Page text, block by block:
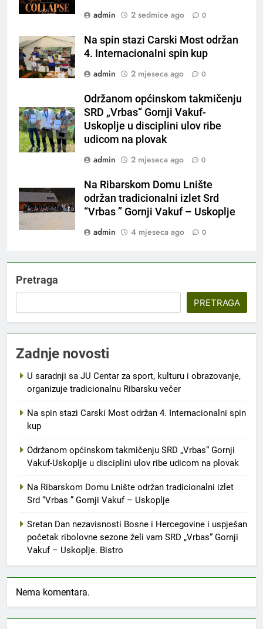
admin
2 sedmice ago 0
Na spin stazi Carski Most održan
4. Internacionalni spin kup
admin
2 mjeseca ago 0
Održanom općinskom takmičenju
SRD „Vrbas“ Gornji Vakuf-
Uskoplje u disciplini ulov ribe
udicom na plovak
admin
2 mjeseca ago 0
Na Ribarskom Domu Lnište
održan tradicionalni izlet Srd
“Vrbas ” Gornji Vakuf – Uskoplje
admin
4 mjeseca ago 0
Pretraga
PRETRAGA
Zadnje novosti
U saradnji sa JU Centar za sport, kulturu i obrazovanje,
organizuje tradicionalnu Ribarsku večer
Na spin stazi Carski Most održan 4. Internacionalni spin
kup
Održanom općinskom takmičenju SRD „Vrbas“ Gornji
Vakuf-Uskoplje u disciplini ulov ribe udicom na plovak
Na Ribarskom Domu Lnište održan tradicionalni izlet
Srd “Vrbas ” Gornji Vakuf – Uskoplje
Sretan Dan nezavisnosti Bosne i Hercegovine i uspješan
početak ribolovne sezone želi vam SRD „Vrbas“ Gornji
Vakuf – Uskoplje. Bistro
Nema komentara.